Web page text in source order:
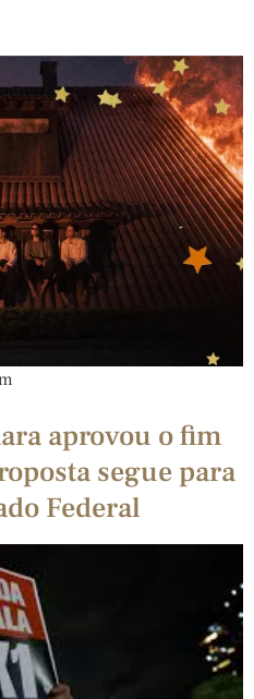
aprovou o fim
segue para
Federal